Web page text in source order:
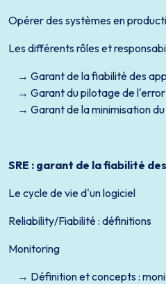
Opérer des systèmes en
Les différents rôles et
Garant de la fiabilité des
Garant du pilotage de
Garant de la minimisation
SRE : garant de la fiabilité
Le cycle de vie d'un logiciel
Reliability/Fiabilité : définitions
Monitoring
Définition et concepts :